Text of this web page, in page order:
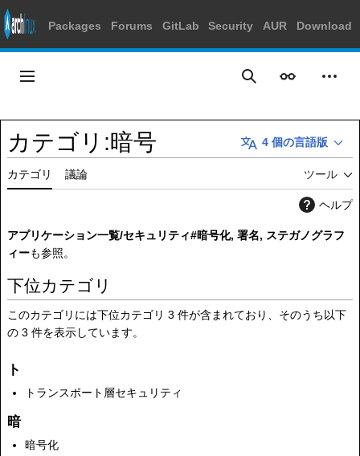
Packages Forums GitLab Security AUR Download
に
ス
キ
ッ
メインメニュー 検索 表示 個人
カテゴリ :暗号 4 個の言語版
カテゴリ 議論 ツール
ヘルプ
アプリケーション一覧/セキュリティ#暗号化, 署名, ステガノグラフ
ィーも参照。
下位カテゴリ
このカテゴリには下位カテゴリ 3 件が含まれており、そのうち以下
の 3 件を表示しています。
ト
トランスポート層セキュリティ
暗
暗号化